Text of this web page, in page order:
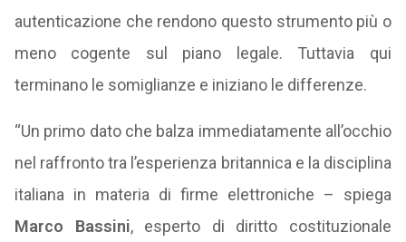
autenticazione che rendono questo strumento più o
meno cogente sul piano legale. Tuttavia qui
terminano le somiglianze e iniziano le differenze.
“Un primo dato che balza immediatamente all’occhio
nel raffronto tra l’esperienza britannica e la disciplina
italiana in materia di firme elettroniche – spiega
Marco Bassini, esperto di diritto costituzionale